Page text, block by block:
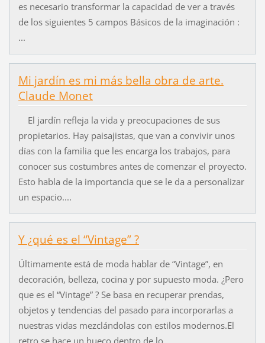
es necesario transformar la capacidad de ver a través
de los siguientes 5 campos Básicos de la imaginación :
...
Mi jardín es mi más bella obra de arte.
Claude Monet
El jardín refleja la vida y preocupaciones de sus
propietarios. Hay paisajistas, que van a convivir unos
días con la familia que les encarga los trabajos, para
conocer sus costumbres antes de comenzar el proyecto.
Esto habla de la importancia que se le da a personalizar
un espacio....
Y ¿qué es el “Vintage” ?
Últimamente está de moda hablar de “Vintage”, en
decoración, belleza, cocina y por supuesto moda. ¿Pero
que es el “Vintage” ? Se basa en recuperar prendas,
objetos y tendencias del pasado para incorporarlas a
nuestras vidas mezclándolas con estilos modernos.El
retro se hace un hueco dentro de lo...